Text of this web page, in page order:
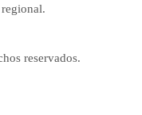
reservados.